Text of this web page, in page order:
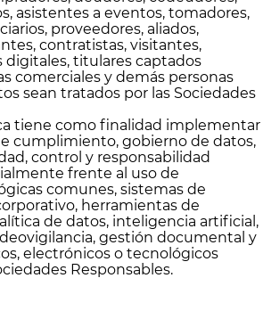
asistentes a eventos, tomadores,
proveedores, aliados,
contratistas, visitantes,
digitales, titulares captados
comerciales y demás personas
sean tratados por las Sociedades
tiene como finalidad implementar
cumplimiento, gobierno de datos,
control y responsabilidad
frente al uso de
comunes, sistemas de
herramientas de
de datos, inteligencia artificial,
gestión documental y
electrónicos o tecnológicos
Responsables.